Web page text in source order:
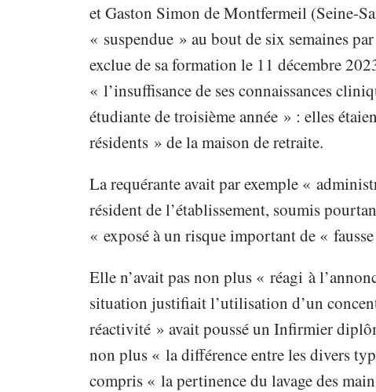
et Gaston Simon de Montfermeil (Seine-
« suspendue » au bout de six semaines
exclue de sa formation le 11 décembre
« l’insuffisance de ses connaissances
étudiante de troisième année » : elles
résidents » de la maison de retraite.
La requérante avait par exemple «
résident de l’établissement, soumis
« exposé à un risque important de «
Elle n’avait pas non plus « réagi à
situation justifiait l’utilisation d’un
réactivité » avait poussé un Infirmier
non plus « la différence entre les divers
compris « la pertinence du lavage des